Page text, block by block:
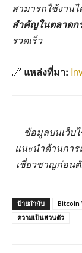
สามารถใช้งาน
สำคัญในตลาดก
รวดเร็ว
🔗 แหล่งที่มา:
ข้อมูลบนเว็บ
แนะนำด้านกา
เชี่ยวชาญก่อน
ป้ายกำกับ Bitcoin
ความเป็นส่วนตัว